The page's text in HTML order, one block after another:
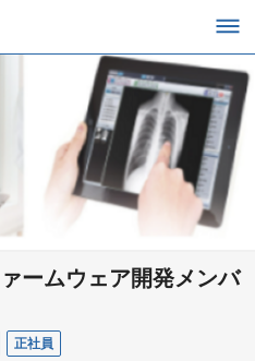
ームウェア開発メンバ
正社員